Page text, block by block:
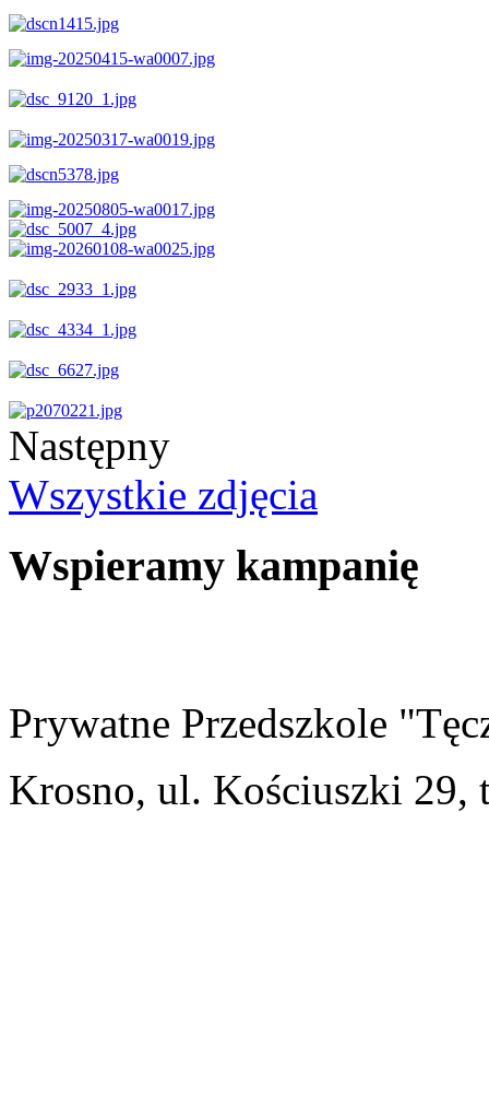
Następny
Wszystkie zdjęcia
Wspieramy kampanię
Prywatne Przedszkole
Krosno, ul. Kościuszki 29,